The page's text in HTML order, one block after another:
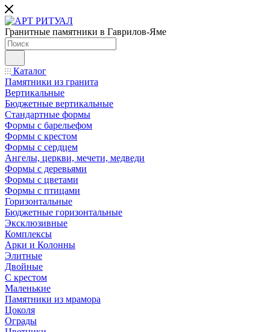
Гранитные памятники в Гаврилов-Яме
Каталог
Памятники из гранита
Вертикальные
Бюджетные вертикальные
Стандартные формы
Формы с барельефом
Формы с крестом
Формы с сердцем
Ангелы, церкви, мечети, медведи
Формы с деревьями
Формы с цветами
Формы с птицами
Горизонтальные
Бюджетные горизонтальные
Эксклюзивные
Комплексы
Арки и Колонны
Элитные
Двойные
С крестом
Маленькие
Памятники из мрамора
Цоколя
Ограды